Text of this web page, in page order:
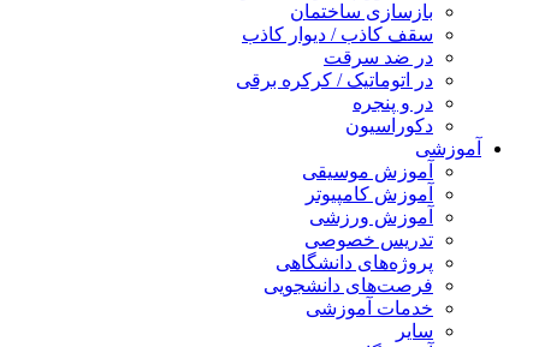
بازسازی ساختمان
سقف کاذب / دیوار کاذب
در ضد سرقت
در اتوماتیک / کرکره برقی
در و پنجره
دکوراسیون
آموزشی
آموزش موسیقی
آموزش کامپیوتر
آموزش ورزشی
تدریس خصوصی
پروژه‌های دانشگاهی
فرصت‌های دانشجویی
خدمات آموزشی
سایر